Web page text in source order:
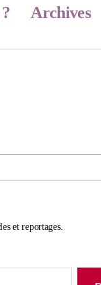
Archives
et reportages.